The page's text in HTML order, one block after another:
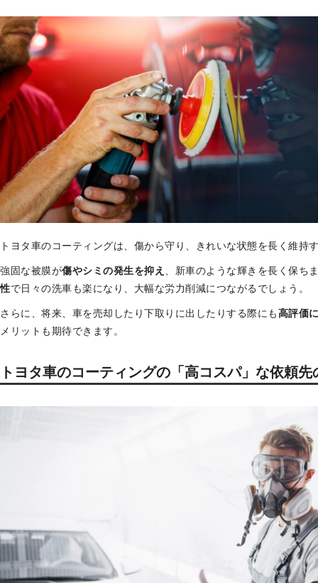
トヨタ車のコーティングは、傷から守り、きれいな状態を長く維持
強固な被膜が傷やシミの発生を抑え 、新車のような輝きを長く保ち
性で日々の洗車も楽になり、大幅な労力削減につながるでしょう。
さらに、将来、車を売却したり下取りに出したりする際にも 高評価
メリットも期待できます。
トヨタ車のコーティングの「高コスパ」な依頼先